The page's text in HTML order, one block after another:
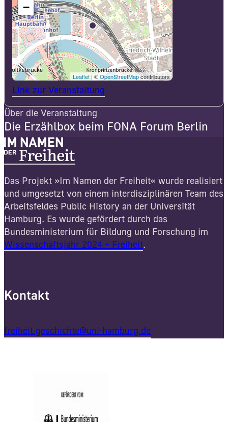
−
Leaflet| ©OpenStreetMapcontributors
Link zur Veranstaltung
Über die Veranstaltung
Die Erzählbox beim FONA Forum Berlin
Das Projekt »Im Namen der Freiheit« wurde realisiert
und umgesetzt von einem interdisziplinären Team des
Arbeitsfeldes Public History an der Universität
Hamburg. Es wurde gefördert durch das
Bundesministerium für Bildung und Forschung im
Wissenschaftsjahr 2024 – Freiheit.
Kontakt
freiheit.geschichte@uni-hamburg.de